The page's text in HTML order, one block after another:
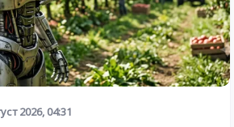
2026, 04:31